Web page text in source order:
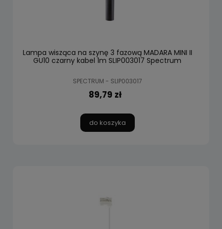
Lampa wisząca na szynę 3 fazową MADARA MINI II
GU10 czarny kabel 1m SLIP003017 Spectrum
SPECTRUM - SLIP003017
89,79 zł
do koszyka